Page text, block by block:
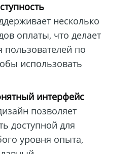
несколько
оплаты, что делает
пользователей по
использовать
интерфейс
позволяет
доступной для
уровня опыта,